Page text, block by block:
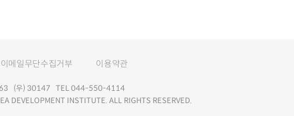
이메일무단수집거부 이용약관
263 (우) 30147 TEL 044-550-4114
DEVELOPMENT INSTITUTE. ALL RIGHTS RESERVED.